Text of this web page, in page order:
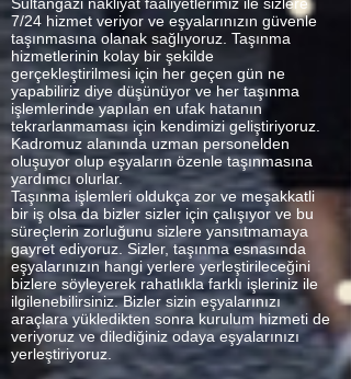
7/24 hizmet veriyor ve eşyalarınızın güvenle
taşınmasına olanak sağlıyoruz. Taşınma
hizmetlerinin kolay bir şekilde
gerçekleştirilmesi için her geçen gün ne
yapabiliriz diye düşünüyor ve her taşınma
işlemlerinde yapılan en ufak hatanın
tekrarlanmaması için kendimizi geliştiriyoruz.
Kadromuz alanında uzman personelden
oluşuyor olup eşyaların özenle taşınmasına
yardımcı olurlar.
Taşınma işlemleri oldukça zor ve meşakkatli
bir iş olsa da bizler sizler için çalışıyor ve bu
süreçlerin zorluğunu sizlere yansıtmamaya
gayret ediyoruz. Sizler, taşınma esnasında
eşyalarınızın hangi yerlere yerleştirileceğini
bizlere söyleyerek rahatlıkla farklı işleriniz ile
ilgilenebilirsiniz. Bizler sizin eşyalarınızı
araçlara yükledikten sonra kurulum hizmeti de
veriyoruz ve dilediğiniz odaya eşyalarınızı
yerleştiriyoruz.